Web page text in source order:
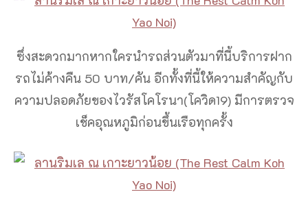
ซึ่งสะดวกมากหากใครนำรถส่วนตัวมาที่นี้บริการฝาก
รถไม่ค้างคืน 50 บาท/คัน อีกทั้งที่นี้ให้ความสำคัญกับ
ความปลอดภัยของไวรัสโคโรนา(โควิด19) มีการตรวจ
เช็คอุณหภูมิก่อนขึ้นเรือทุกครั้ง